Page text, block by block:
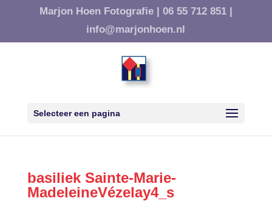
Marjon Hoen Fotografie | 06 55 712 851 |
info@marjonhoen.nl
Selecteer een pagina
basiliek Sainte-Marie-
MadeleineVézelay4_s